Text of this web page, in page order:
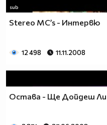
sub
Stereo MC’s - Интервю
12 498 11.11.2008
Остава - Ще Дойдеш